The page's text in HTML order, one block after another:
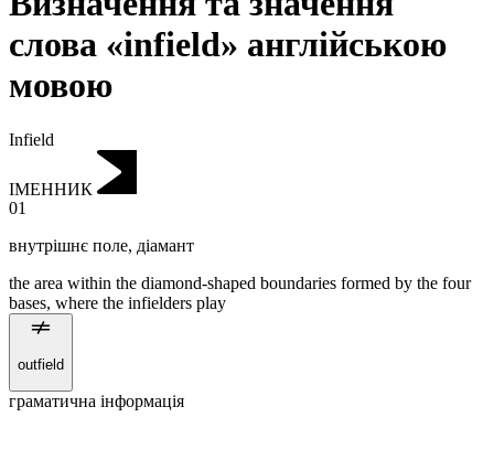
слова «infield» англійською
мовою
Infield
ІМЕННИК
01
внутрішнє поле, діамант
the area within the diamond-shaped boundaries formed by the four
bases, where the infielders play
outfield
граматична інформація